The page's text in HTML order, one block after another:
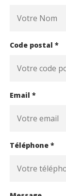
Code postal *
Email *
Téléphone *